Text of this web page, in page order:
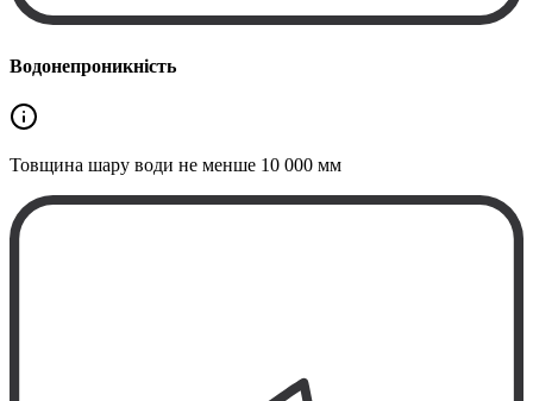
Водонепроникність
Товщина шару води не менше 10 000 мм